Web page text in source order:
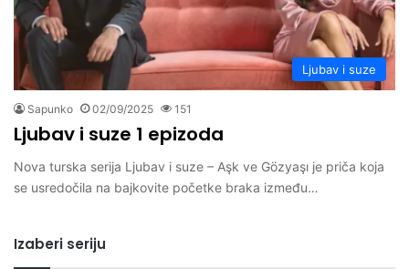
Ljubav i suze
Sapunko 02/09/2025 151
Ljubav i suze 1 epizoda
Nova turska serija Ljubav i suze – Aşk ve Gözyaşı je priča koja
se usredočila na bajkovite početke braka između…
Izaberi seriju